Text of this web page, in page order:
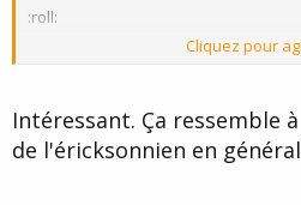
:roll:
inconsciente, et convoqué ici à des
L'hypnothérapie ericksonienne
personne en puisant dans le «
Cliquez pour
Intéressant. Ça ressemble
de l'éricksonnien en